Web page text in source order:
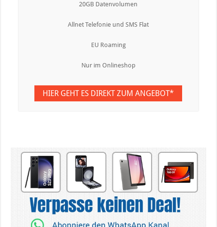
20GB Datenvolumen
Allnet Telefonie und SMS Flat
EU Roaming
Nur im Onlineshop
HIER GEHT ES DIREKT ZUM ANGEBOT*